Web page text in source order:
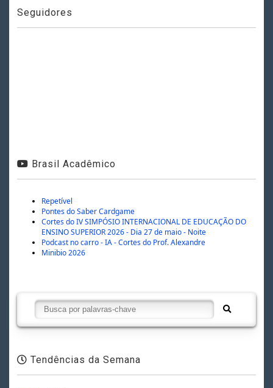
Seguidores
Brasil Acadêmico
Repetível
Pontes do Saber Cardgame
Cortes do IV SIMPÓSIO INTERNACIONAL DE EDUCAÇÃO DO
ENSINO SUPERIOR 2026 - Dia 27 de maio - Noite
Podcast no carro - IA - Cortes do Prof. Alexandre
Minibio 2026
Tendências da Semana